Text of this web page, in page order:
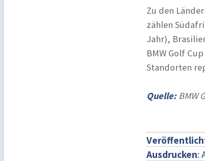
Zu den
zählen
Jahr),
BMW Golf
Standorten
Quelle:BMW
Ausdrucken: